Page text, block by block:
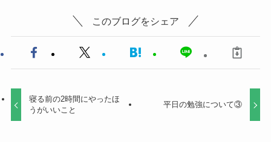
このブログをシェア
寝る前の2時間にやったほ
うがいいこと
平日の勉強について③